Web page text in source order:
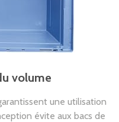
volume
une utilisation
évite aux bacs de